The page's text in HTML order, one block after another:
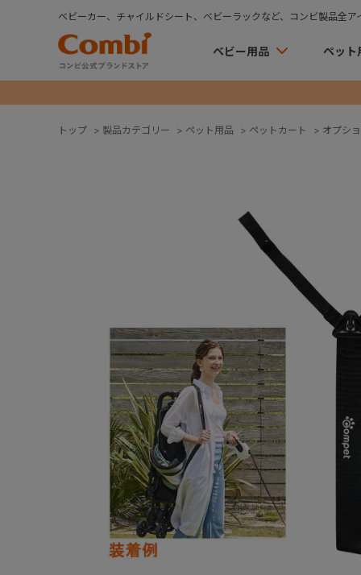
ベビーカー、チャイルドシート、ベビーラックなど、コンビ製品全ア
ベビー用品 ペット
トップ > 製品カテゴリー > ペット用品 > ペットカート > オプシ